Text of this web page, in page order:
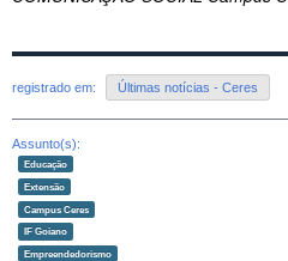
registrado em: Últimas notícias - Ceres
Assunto(s):
Educação
Extensão
Campus Ceres
IF Goiano
Empreendedorismo